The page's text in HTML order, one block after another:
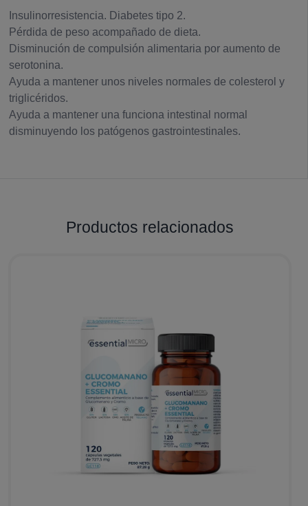
Insulinorresistencia. Diabetes tipo 2.
Pérdida de peso acompañado de dieta.
Disminución de compulsión alimentaria por aumento de
serotonina.
Ayuda a mantener unos niveles normales de colesterol y
triglicéridos.
Ayuda a mantener una funciona intestinal normal
disminuyendo los patógenos gastrointestinales.
Productos relacionados